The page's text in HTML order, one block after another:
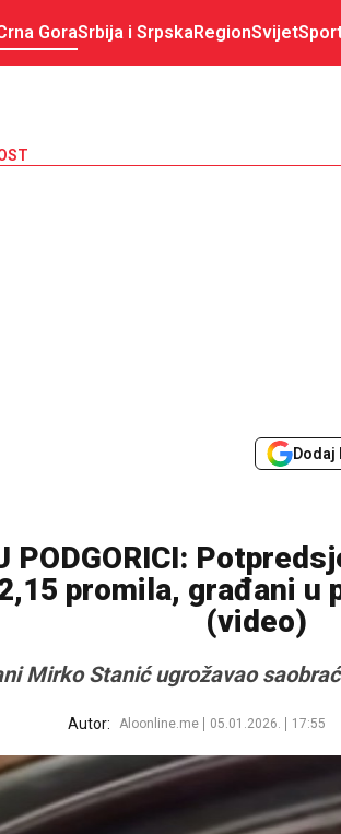
GoraSrbija i SrpskaRegionSvijet
PODGORICI:
promila, građani u
(video)
Mirko Stanić ugrožavao
Autor: Aloonline.me 05.01.2026. 17:55